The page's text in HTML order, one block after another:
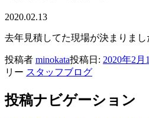
2020.02.13
去年見積してた現場が決まりまし
投稿者 minokata投稿日: 2020年2月
リー スタッフブログ
投稿ナビゲーション